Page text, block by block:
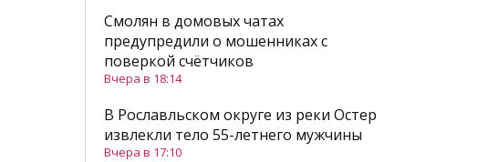
Смолян в домовых чатах
предупредили о мошенниках с
поверкой счётчиков
Вчера в 18:14
В Рославльском округе из реки Остер
извлекли тело 55-летнего мужчины
Вчера в 17:10